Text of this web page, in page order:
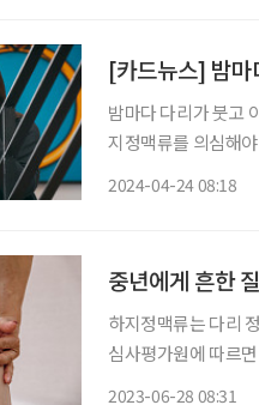
[카드뉴스] 밤마
밤마다 다리가 붓고 아
지정맥류를 의심해
2024-04-24 08:18
중년에게 흔한
하지정맥류는 다리
심사평가원에 따르
2023-06-28 08:31